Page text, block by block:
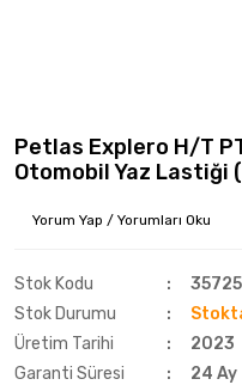
Petlas Explero H/T
Otomobil Yaz Lastiği
Yorum Yap / Yorumları Oku
Stok Kodu
35725
Stok Durumu
Üretim Tarihi
2023
Garanti Süresi
24 Ay